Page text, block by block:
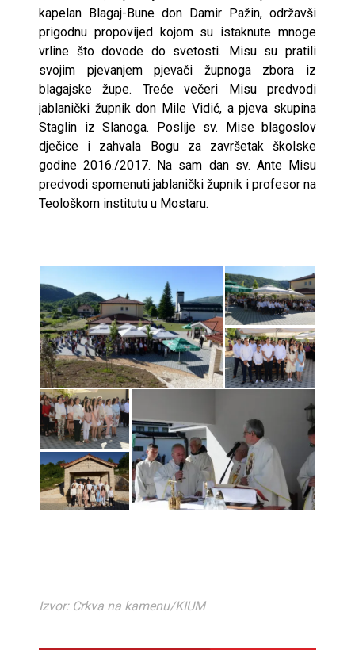
kapelan Blagaj-Bune don Damir Pažin, održavši
prigodnu propovijed kojom su istaknute mnoge
vrline što dovode do svetosti. Misu su pratili
svojim pjevanjem pjevači župnoga zbora iz
blagajske župe. Treće večeri Misu predvodi
jablanički župnik don Mile Vidić, a pjeva skupina
Staglin iz Slanoga. Poslije sv. Mise blagoslov
dječice i zahvala Bogu za završetak školske
godine 2016./2017. Na sam dan sv. Ante Misu
predvodi spomenuti jablanički župnik i profesor na
Teološkom institutu u Mostaru.
Izvor: Crkva na kamenu/KIUM